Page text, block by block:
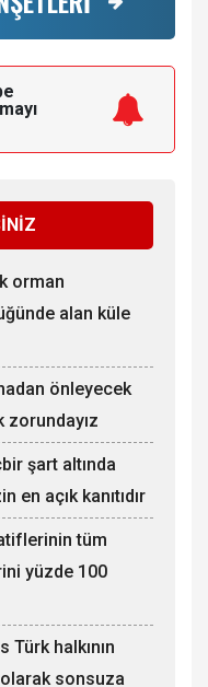
orman
alan küle
önleyecek
zorundayız
şart altında
açık kanıtıdır
tüm
yüzde 100
Türk halkının
sonsuza